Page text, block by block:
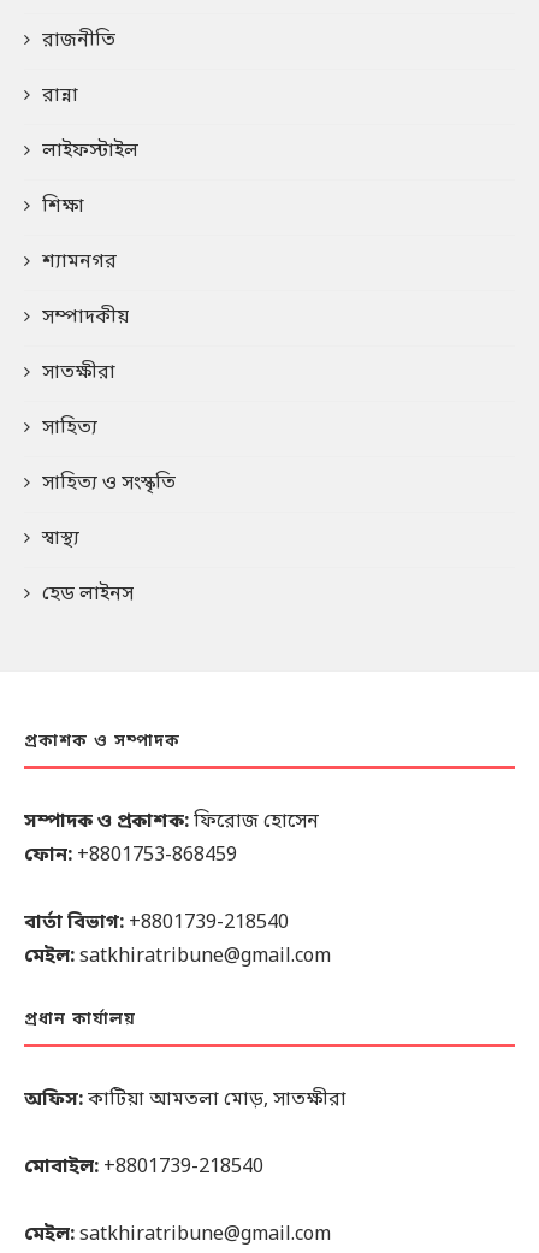
রাজনীতি
রান্না
লাইফস্টাইল
শিক্ষা
শ্যামনগর
সম্পাদকীয়
সাতক্ষীরা
সাহিত্য
সাহিত্য ও সংস্কৃতি
স্বাস্থ্য
হেড লাইনস
প্রকাশক ও সম্পাদক
সম্পাদক ও প্রকাশক:ফিরোজ হোসেন
ফোন: +8801753-868459
বার্তা বিভাগ: +8801739-218540
মেইল:satkhiratribune@gmail.com
প্রধান কার্যালয়
অফিস:কাটিয়া আমতলা মোড়, সাতক্ষীরা
মোবাইল: +8801739-218540
মেইল:satkhiratribune@gmail.com